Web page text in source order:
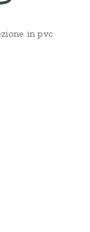
in pvc